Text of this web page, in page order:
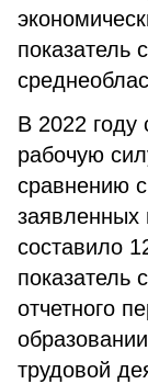
показатель
В 2022 году
рабочую
сравнению
заявленных
составило
показатель
отчетного
трудовой